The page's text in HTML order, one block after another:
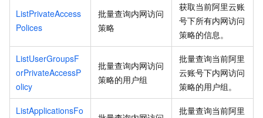
ListPrivateAccess
Polices
批量查询内网访问
策略
获取当前阿里云账
号下所有内网访问
策略的信息。
ListUserGroupsF
orPrivateAccessP
olicy
批量查询内网访问
策略的用户组
批量查询当前阿里
云账号下内网访问
策略的用户组。
ListApplicationsFo 批量查询当前阿里